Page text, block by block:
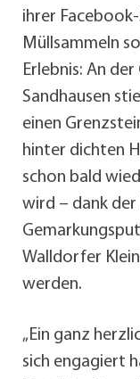
ihrer
Müllsammeln
Erlebnis: An
Sandhausen
einen
hinter dichten
schon bald
wird – dank
Walldorfer
werden.
„Ein ganz
sich engagiert